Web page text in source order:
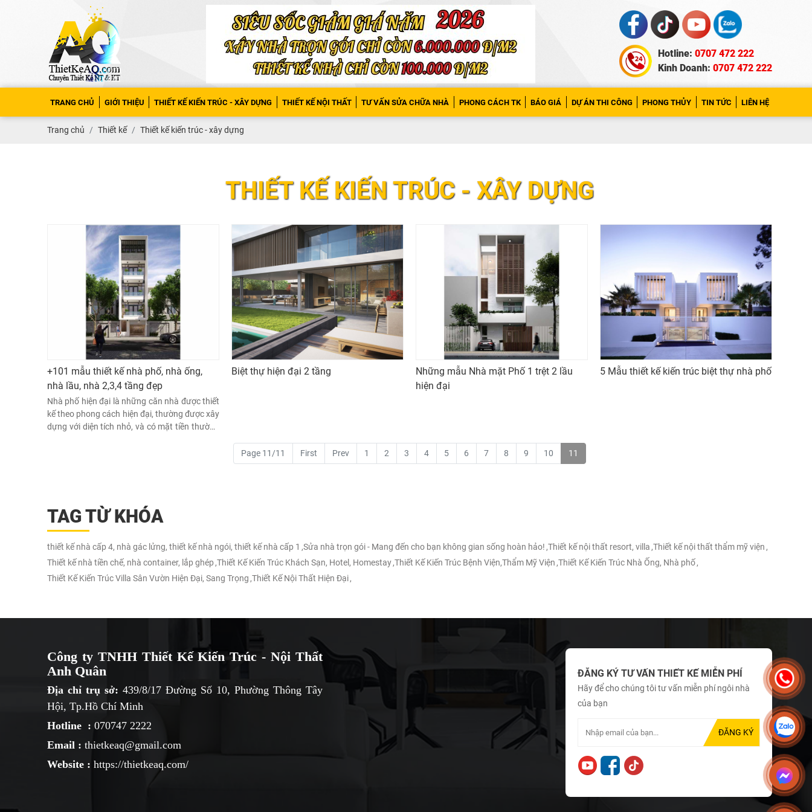
Hotline: 0707 472 222
Kinh Doanh: 0707 472 222
TRANG CHỦ GIỚI THIỆU THIẾT KẾ KIẾN TRÚC - XÂY DỰNG THIẾT KẾ NỘI THẤT TƯ VẤN SỬA CHỮA NHÀ PHONG CÁCH TK BÁO GIÁ DỰ ÁN THI CÔNG PHONG THỦY TIN TỨC LIÊN HỆ
Trang chủ Thiết kế Thiết kế kiến trúc - xây dựng
THIẾT KẾ KIẾN TRÚC - XÂY DỰNG
+101 mẫu thiết kế nhà phố, nhà ống,
nhà lầu, nhà 2,3,4 tầng đẹp
Nhà phố hiện đại là những căn nhà được thiết
kế theo phong cách hiện đại, thường được xây
dựng với diện tích nhỏ, và có mặt tiền thường
Biệt thự hiện đại 2 tầng
Những mẫu Nhà mặt Phố 1 trệt 2 lầu
hiện đại
5 Mẫu thiết kế kiến trúc biệt thự nhà phố
Page 11/11 First Prev 1 2 3 4 5 6 7 8 9 10 11
TAG TỪ KHÓA
thiết kế nhà cấp 4, nhà gác lửng, thiết kế nhà ngói, thiết kế nhà cấp 1 ,Sửa nhà trọn gói - Mang đến cho bạn không gian sống hoàn hảo! ,Thiết kế nội thất resort, villa ,Thiết kế nội thất thẩm mỹ viện ,
Thiết kế nhà tiền chế, nhà container, lắp ghép ,Thiết Kế Kiến Trúc Khách Sạn, Hotel, Homestay,Thiết Kế Kiến Trúc Bệnh Viện,Thẩm Mỹ Viện ,Thiết Kế Kiến Trúc Nhà Ống, Nhà phố,
Thiết Kế Kiến Trúc Villa Sân Vườn Hiện Đại, Sang Trọng ,Thiết Kế Nội Thất Hiện Đại,
Công ty TNHH Thiết Kế Kiến Trúc - Nội Thất
Anh Quân
Địa chỉ trụ sở: 439/8/17 Đường Số 10, Phường Thông Tây
Hội, Tp.Hồ Chí Minh
Hotline : 070747 2222
Email : thietkeaq@gmail.com
Website : https://thietkeaq.com/
ĐĂNG KÝ TƯ VẤN THIẾT KẾ MIỄN PHÍ
Hãy để cho chúng tôi tư vấn miễn phí ngôi nhà
của bạn